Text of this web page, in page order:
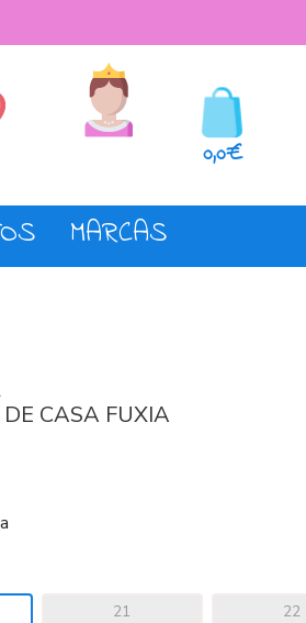
0,0€
MARCAS
CASA FUXIA
21 22